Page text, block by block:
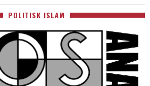
POLITISK ISLAM